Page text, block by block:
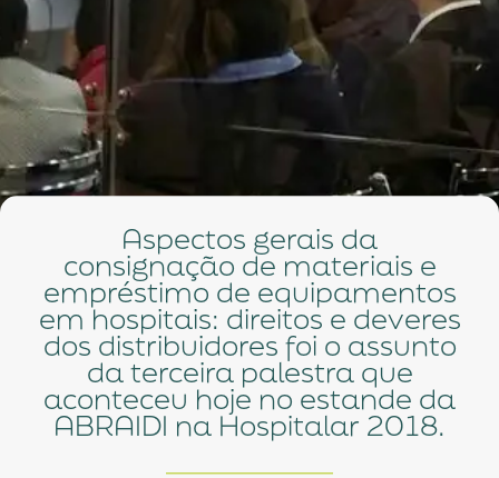
Aspectos gerais da
consignação de materiais e
empréstimo de equipamentos
em hospitais: direitos e deveres
dos distribuidores foi o assunto
da terceira palestra que
aconteceu hoje no estande da
ABRAIDI na Hospitalar 2018.